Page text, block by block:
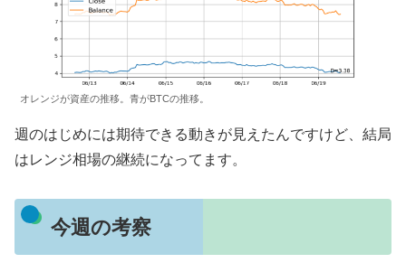
オレンジが資産の推移。青がBTCの推移。
週のはじめには期待できる動きが見えたんですけど、結局
はレンジ相場の継続になってます。
今週の考察